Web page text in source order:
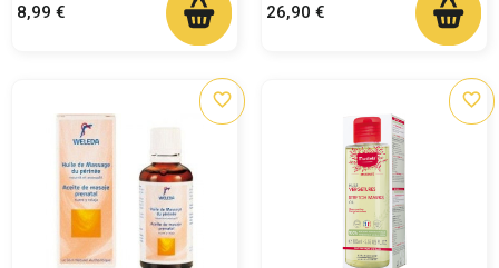
Prix
8,99 € Prix
26,90 €
favorite_border favorite_border